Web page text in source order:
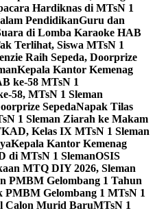
Hardiknas di MTsN 1
PendidikanGuru dan
di Lomba Karaoke HAB
Terlihat, Siswa MTsN 1
Raih Sepeda, Doorprize
Kepala Kantor Kemenag
ke-58 MTsN 1
58, MTsN 1 Sleman
SepedaNapak Tilas
1 Sleman Ziarah ke Makam
Kelas IX MTsN 1 Sleman
Kepala Kantor Kemenag
di MTsN 1 SlemanOSIS
MTQ DIY 2026, Sleman
PMBM Gelombang 1 Tahun
PMBM Gelombang 1 MTsN 1
Calon Murid BaruMTsN 1